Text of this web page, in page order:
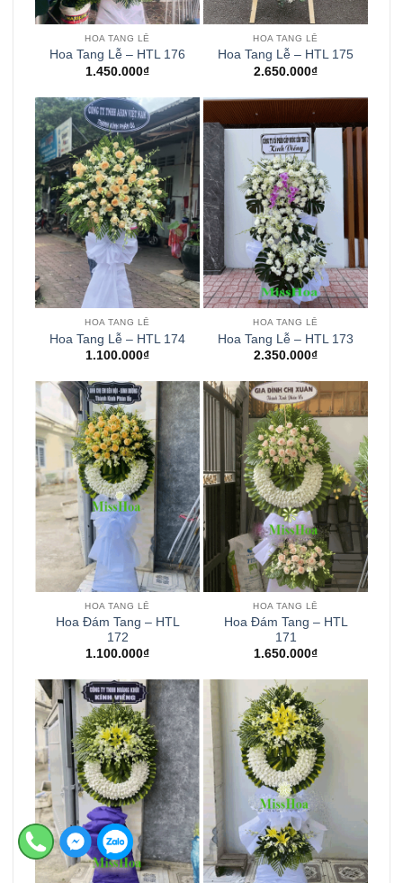
HOA TANG LỄ
Hoa Tang Lễ – HTL 176
1.450.000₫
HOA TANG LỄ
Hoa Tang Lễ – HTL 175
2.650.000₫
HOA TANG LỄ
Hoa Tang Lễ – HTL 174
1.100.000₫
HOA TANG LỄ
Hoa Tang Lễ – HTL 173
2.350.000₫
HOA TANG LỄ
Hoa Đám Tang – HTL
172
1.100.000₫
HOA TANG LỄ
Hoa Đám Tang – HTL
171
1.650.000₫